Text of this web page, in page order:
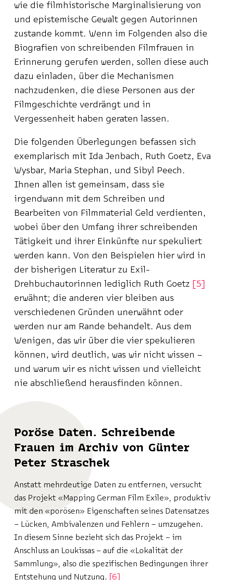
wie die filmhistorische Marginalisierung von
und epistemische Gewalt gegen Autorinnen
zustande kommt. Wenn im Folgenden also die
Biografien von schreibenden Filmfrauen in
Erinnerung gerufen werden, sollen diese auch
dazu einladen, über die Mechanismen
nachzudenken, die diese Personen aus der
Filmgeschichte verdrängt und in
Vergessenheit haben geraten lassen.
Die folgenden Überlegungen befassen sich
exemplarisch mit Ida Jenbach, Ruth Goetz, Eva
Wysbar, Maria Stephan, und Sibyl Peech.
Ihnen allen ist gemeinsam, dass sie
irgendwann mit dem Schreiben und
Bearbeiten von Filmmaterial Geld verdienten,
wobei über den Umfang ihrer schreibenden
Tätigkeit und ihrer Einkünfte nur spekuliert
werden kann. Von den Beispielen hier wird in
der bisherigen Literatur zu Exil-
Drehbuchautorinnen lediglich Ruth Goetz
5
erwähnt; die anderen vier bleiben aus
verschiedenen Gründen unerwähnt oder
werden nur am Rande behandelt. Aus dem
Wenigen, das wir über die vier spekulieren
können, wird deutlich, was wir nicht wissen –
und warum wir es nicht wissen und vielleicht
nie abschließend herausfinden können.
Poröse Daten. Schreibende
Frauen im Archiv von Günter
Peter Straschek
Anstatt mehrdeutige Daten zu entfernen, versucht
das Projekt «Mapping German Film Exile», produktiv
mit den «porösen» Eigenschaften seines Datensatzes
– Lücken, Ambivalenzen und Fehlern – umzugehen.
In diesem Sinne bezieht sich das Projekt – im
Anschluss an Loukissas – auf die «Lokalität der
Sammlung», also die spezifischen Bedingungen ihrer
Entstehung und Nutzung.
6